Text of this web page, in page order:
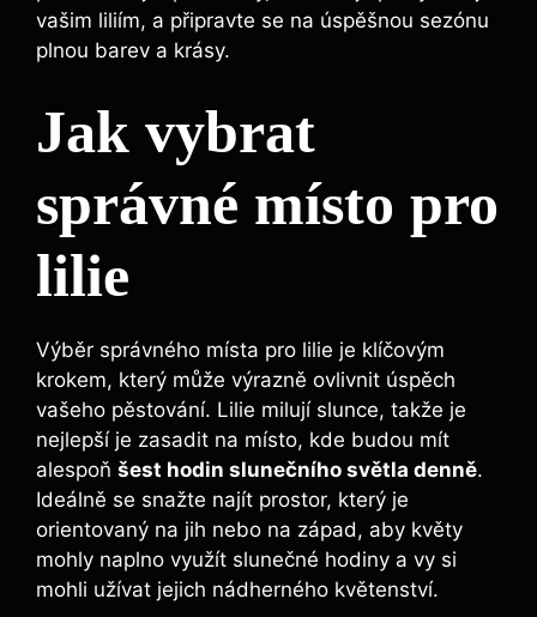
vašim liliím, a připravte se na úspěšnou sezónu
plnou barev a krásy.
Jak vybrat
správné místo pro
lilie
Výběr správného místa pro lilie je klíčovým
krokem, který může výrazně ovlivnit úspěch
vašeho pěstování. Lilie milují slunce, takže je
nejlepší je zasadit na místo, kde budou mít
alespoň šest hodin slunečního světla denně.
Ideálně se snažte najít prostor, který je
orientovaný na jih nebo na západ, aby květy
mohly naplno využít slunečné hodiny a vy si
mohli užívat jejich nádherného květenství.